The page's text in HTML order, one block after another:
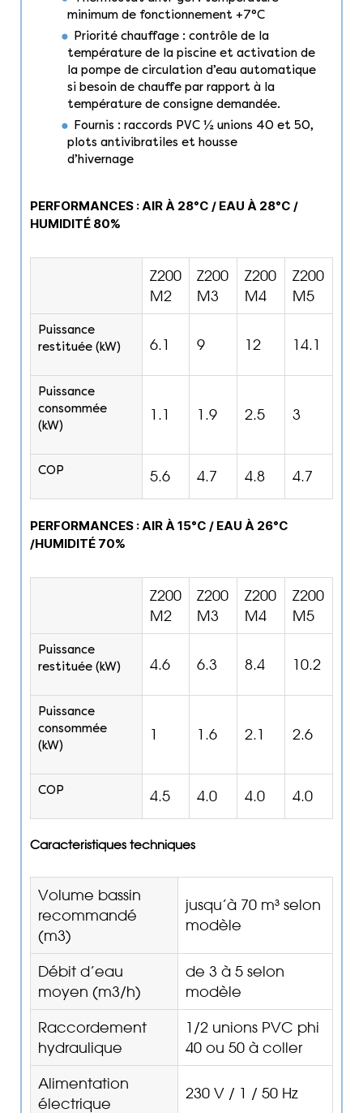
minimum de fonctionnement +7°C
Priorité chauffage : contrôle de la
température de la piscine et activation de
la pompe de circulation d’eau automatique
si besoin de chauffe par rapport à la
température de consigne demandée.
Fournis : raccords PVC ½ unions 40 et 50,
plots antivibratiles et housse
d’hivernage
PERFORMANCES : AIR À 28°C / EAU À 28°C /
HUMIDITÉ 80%
Z200
M2
Z200
M3
Z200
M4
Z200
M5
Puissance
restituée (kW)
6.1 9 12 14.1
Puissance
consommée
(kW)
1.1 1.9 2.5 3
COP 5.6 4.7 4.8 4.7
PERFORMANCES : AIR À 15°C / EAU À 26°C
/HUMIDITÉ 70%
Z200
M2
Z200
M3
Z200
M4
Z200
M5
Puissance
restituée (kW)
4.6 6.3 8.4 10.2
Puissance
consommée
(kW)
1 1.6 2.1 2.6
COP 4.5 4.0 4.0 4.0
Caracteristiques techniques
Volume bassin
recommandé
(m3)
jusqu’à 70 m­³ selon
modèle
Débit d’eau
moyen (m3/h)
de 3 à 5 selon
modèle
Raccordement
hydraulique
1/2 unions PVC phi
40 ou 50 à coller
Alimentation
électrique
230 V / 1 / 50 Hz